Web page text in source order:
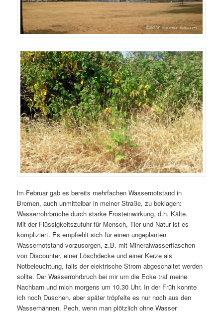
lm Februar gab es bereits mehrfachen Wassernotstand in
Bremen, auch unmittelbar in meiner Straße, zu beklagen:
Wasserrohrbrüche durch starke Frosteinwirkung, d.h. Kälte.
Mit der Flüssigkeitszufuhr für Mensch, Tier und Natur ist es
kompliziert. Es empfiehlt sich für einen ungeplanten
Wassernotstand vorzusorgen, z.B. mit Mineralwasserflaschen
von Discounter, einer Löschdecke und einer Kerze als
Notbeleuchtung, falls der elektrische Strom abgeschaltet werden
sollte. Der Wasserrohrbruch bei mir um die Ecke traf meine
Nachbarn und mich morgens um 10.30 Uhr. In der Früh konnte
ich noch Duschen, aber später tröpfelte es nur noch aus den
Wasserhähnen. Pech, wenn man plötzlich ohne Wasser